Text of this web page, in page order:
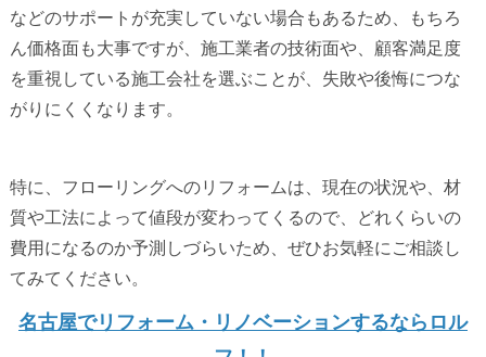
などのサポートが充実していない場合もあるため、もちろ
ん価格面も大事ですが、施工業者の技術面や、顧客満足度
を重視している施工会社を選ぶことが、失敗や後悔につな
がりにくくなります。
特に、フローリングへのリフォームは、現在の状況や、材
質や工法によって値段が変わってくるので、どれくらいの
費用になるのか予測しづらいため、ぜひお気軽にご相談し
てみてください。
名古屋でリフォーム・リノベーションするならロル